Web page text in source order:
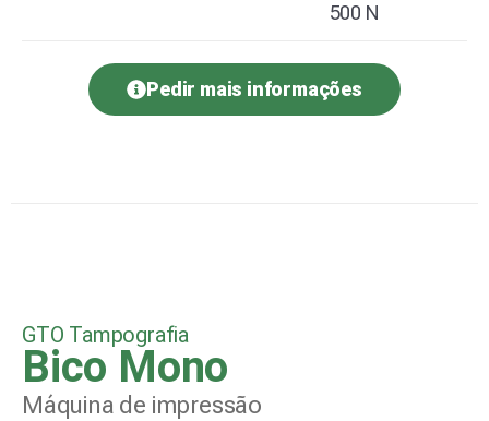
500 N
Pedir mais informações
GTO Tampografia
Bico Mono
Máquina de impressão